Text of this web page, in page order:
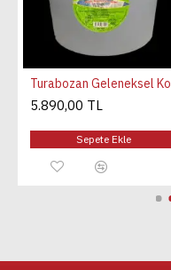
5.890,00 TL
Sepete Ekle